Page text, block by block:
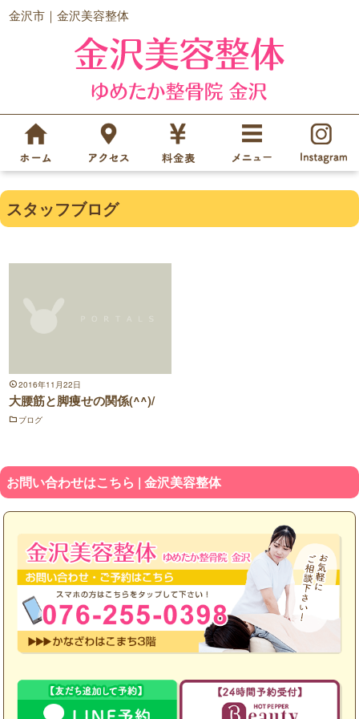
金沢市｜金沢美容整体
スタッフブログ
2016年11月22日
大腰筋と脚痩せの関係(^^)/
ブログ
お問い合わせはこちら | 金沢美容整体